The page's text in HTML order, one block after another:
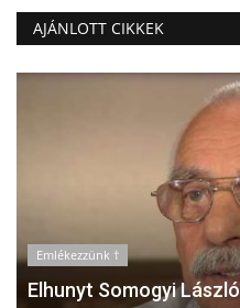
AJÁNLOTT CIKKEK
Emlékezzünk †
Elhunyt Somogyi László